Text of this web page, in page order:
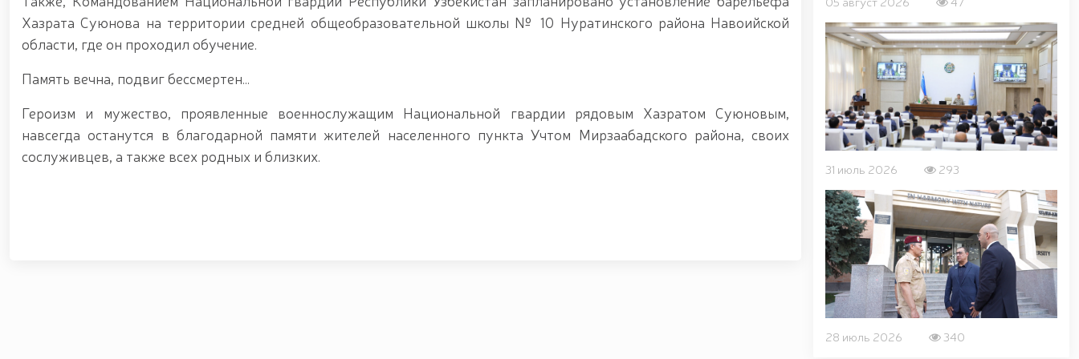
Хазрата Суюнова на территории средней общеобразовательной школы № 10 Нуратинского района Навоийской
области, где он проходил обучение.
Память вечна, подвиг бессмертен...
Героизм и мужество, проявленные военнослужащим Национальной гвардии рядовым Хазратом Суюновым,
навсегда останутся в благодарной памяти жителей населенного пункта Учтом Мирзаабадского района, своих
сослуживцев, а также всех родных и близких.
31 июль 2026 293
28 июль 2026 340